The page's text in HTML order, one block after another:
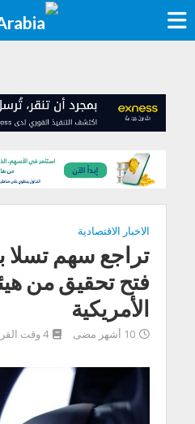
الاخبار الاقتصادية
فتح تحقيق من
الأمريكية
10 أشهر مضى 4 وقت القراءة بالدقيقة